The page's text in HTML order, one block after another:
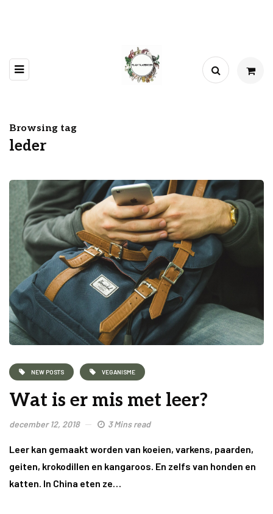
Browsing tag
leder
NEW POSTS VEGANISME
Wat is er mis met leer?
december 12, 2018 3 Mins read
Leer kan gemaakt worden van koeien, varkens, paarden,
geiten, krokodillen en kangaroos. En zelfs van honden en
katten. In China eten ze…